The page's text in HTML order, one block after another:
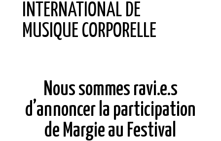
INTERNATIONAL DE
MUSIQUE CORPORELLE
Nous sommes ravi.e.s
d’annoncer la participation
de Margie au Festival